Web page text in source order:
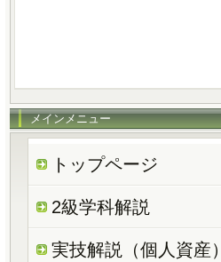
メインメニュー
トップページ
2級学科解説
実技解説（個人資産）